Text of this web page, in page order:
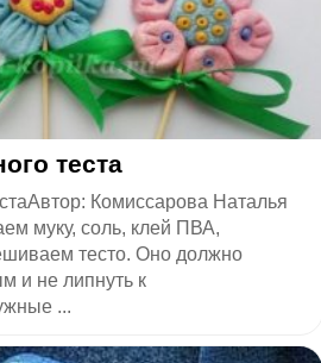
теста
Комиссарова Наталья
муку, соль, клей ПВА,
тесто. Оно должно
и не липнуть к
...